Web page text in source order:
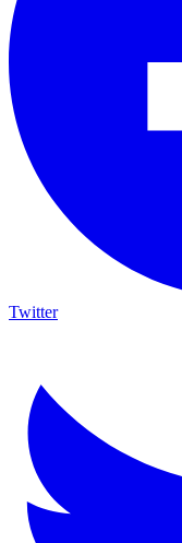
Twitter